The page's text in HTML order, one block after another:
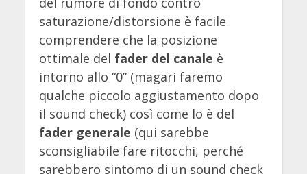
saturazione/distorsione è facile
comprendere che la posizione
ottimale del fader del canale è
intorno allo “0” (magari faremo
qualche piccolo aggiustamento dopo
il sound check) così come lo è del
fader generale (qui sarebbe
sconsigliabile fare ritocchi, perché
sarebbero sintomo di un sound check